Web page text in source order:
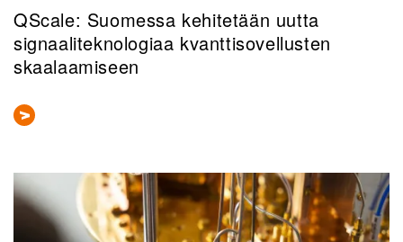
QScale: Suomessa kehitetään uutta
signaaliteknologiaa kvanttisovellusten
skaalaamiseen